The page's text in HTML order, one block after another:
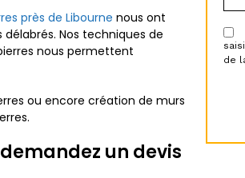
près de Libourne nous ont
Nos techniques de
nous permettent
ou encore création de murs
un devis
de